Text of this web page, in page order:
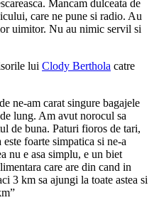
Mancam dulceata de
care ne pune si radio. Au
uimitor. Nu au nimic servil si
lui Clody Berthola catre
ne-am carat singure bagajele
lung. Am avut norocul sa
de buna. Paturi fioros de tari,
foarte simpatica si ne-a
nu e asa simplu, e un biet
care are din cand in
3 km sa ajungi la toate astea si